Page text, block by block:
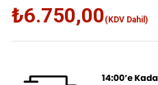
₺6.750,00(KDV Dahil)